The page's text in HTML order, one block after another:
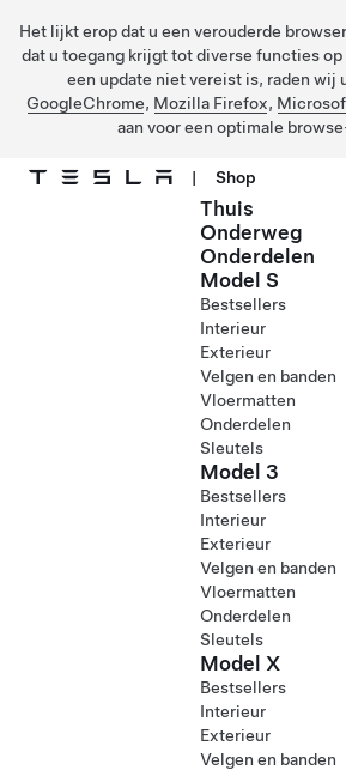
Het lijkt erop dat u een verouderde
dat u toegang krijgt tot diverse functies
een update niet vereist is, raden wij
GoogleChrome, Mozilla Firefox,
aan voor een optimale
| Shop
Thuis
Onderweg
Onderdelen
Model S
Bestsellers
Interieur
Exterieur
Velgen en banden
Vloermatten
Onderdelen
Sleutels
Model 3
Bestsellers
Interieur
Exterieur
Velgen en banden
Vloermatten
Onderdelen
Sleutels
Model X
Bestsellers
Interieur
Exterieur
Velgen en banden